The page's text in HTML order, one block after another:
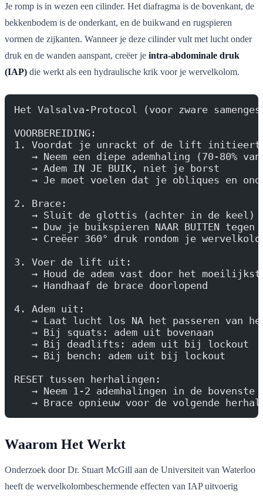
Je romp is in wezen een cilinder. Het diafragma is de bovenkant, de
bekkenbodem is de onderkant, en de buikwand en rugspieren
vormen de zijkanten. Wanneer je deze cilinder vult met lucht onder
druk en de wanden aanspant, creëer je intra-abdominale druk
(IAP) die werkt als een hydraulische krik voor je wervelkolom.
Het Valsalva-Protocol (voor zware
VOORBEREIDING:
1. Voordat je unrackt of de lift
→ Neem een diepe ademhaling (70-80%
   → Adem IN JE BUIK, niet je borst
→ Je moet voelen dat je obliques en
2. Brace:
→ Sluit de glottis (achter in de keel)
→ Duw je buikspieren NAAR BUITEN tegen
→ Creëer 360° druk rondom je
3. Voer de lift uit:
→ Houd de adem vast door het
   → Handhaaf de brace doorlopend
4. Adem uit:
→ Laat lucht los NA het passeren van
   → Bij squats: adem uit bovenaan
   → Bij deadlifts: adem uit bij lockout
   → Bij bench: adem uit bij lockout
RESET tussen herhalingen:
→ Neem 1-2 ademhalingen in de bovenste
→ Brace opnieuw voor de volgende
Waarom Het Werkt
Onderzoek door Dr. Stuart McGill aan de Universiteit van Waterloo
heeft de wervelkolombeschermende effecten van IAP uitvoerig